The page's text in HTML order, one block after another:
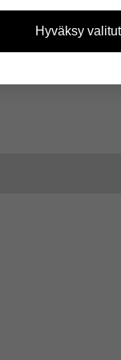
tarpeita.
miten sivuilla
yhdistää
Hyväksy valitut